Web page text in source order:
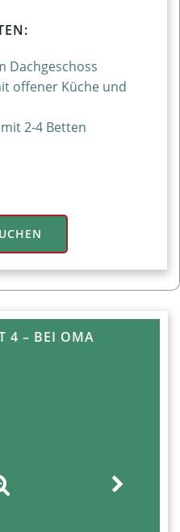
Dachgeschoss
offener Küche und
2-4 Betten
4 – BEI OMA